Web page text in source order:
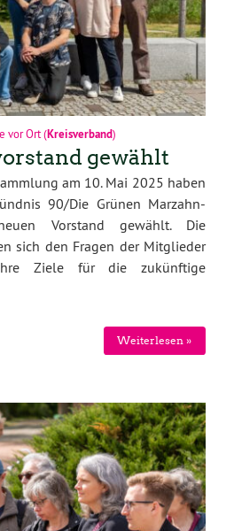
vor Ort(Kreisverband)
gewählt
am 10. Mai 2025 haben
90/Die Grünen Marzahn-
Vorstand gewählt. Die
sich den Fragen der Mitglieder
Ziele für die zukünftige
Weiterlesen »